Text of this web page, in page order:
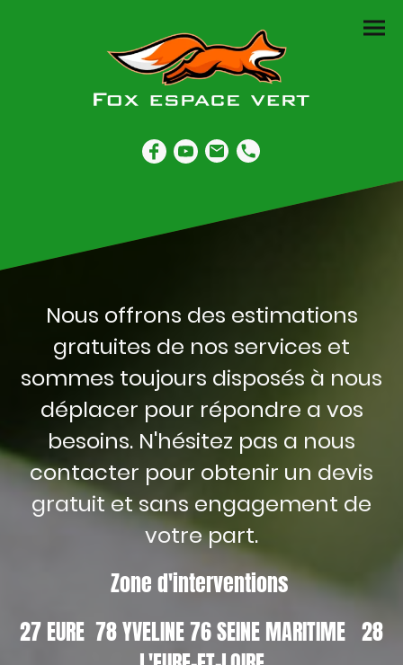
Nous offrons des estimations
gratuites de nos services et
sommes toujours disposés à nous
déplacer pour répondre a vos
besoins. N'hésitez pas a nous
contacter pour obtenir un devis
gratuit et sans engagement de
votre part.
Zone d'interventions
27 EURE 78 YVELINE 76 SEINE MARITIME 28